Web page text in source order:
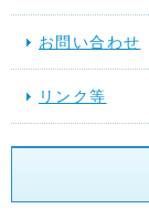
2025年12月10日
2025年11月28日
お問い合わせ
リンク等